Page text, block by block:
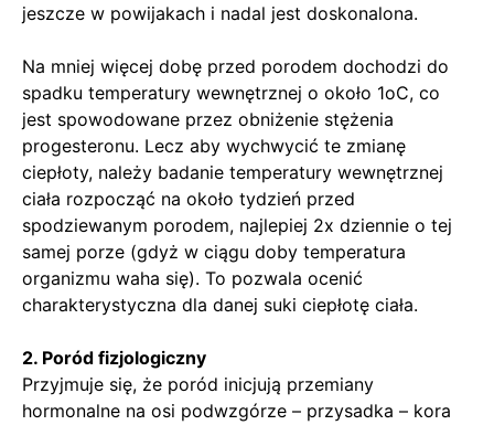
jeszcze w powijakach i nadal jest doskonalona.
Na mniej więcej dobę przed porodem dochodzi do
spadku temperatury wewnętrznej o około 1oC, co
jest spowodowane przez obniżenie stężenia
progesteronu. Lecz aby wychwycić te zmianę
ciepłoty, należy badanie temperatury wewnętrznej
ciała rozpocząć na około tydzień przed
spodziewanym porodem, najlepiej 2x dziennie o tej
samej porze (gdyż w ciągu doby temperatura
organizmu waha się). To pozwala ocenić
charakterystyczna dla danej suki ciepłotę ciała.
2. Poród fizjologiczny
Przyjmuje się, że poród inicjują przemiany
hormonalne na osi podwzgórze – przysadka – kora